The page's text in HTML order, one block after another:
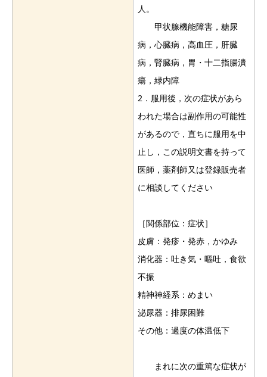
人。
甲状腺機能障害，糖尿
病，心臓病，高血圧，肝臓
病，腎臓病，胃・十二指腸潰
瘍，緑内障
2．服用後，次の症状があら
われた場合は副作用の可能性
があるので，直ちに服用を中
止し，この説明文書を持って
医師，薬剤師又は登録販売者
に相談してください
［関係部位：症状］
皮膚：発疹・発赤，かゆみ
消化器：吐き気・嘔吐，食欲
不振
精神神経系：めまい
泌尿器：排尿困難
その他：過度の体温低下
まれに次の重篤な症状が